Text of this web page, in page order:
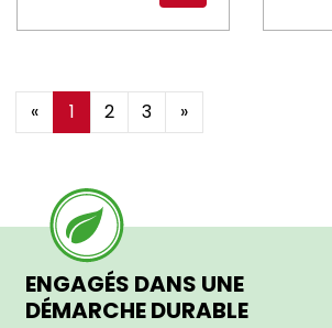
« 1 2 3 »
ENGAGÉS DANS UNE
DÉMARCHE DURABLE